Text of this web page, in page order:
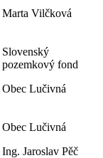
Marta Vilčková
Slovenský
pozemkový fond
Obec Lučivná
Obec Lučivná
Ing. Jaroslav Pěč